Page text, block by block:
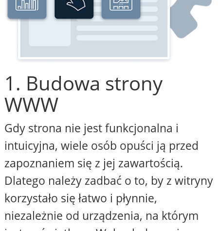
1. Budowa strony
WWW
Gdy strona nie jest funkcjonalna i
intuicyjna, wiele osób opuści ją przed
zapoznaniem się z jej zawartością.
Dlatego należy zadbać o to, by z witryny
korzystało się łatwo i płynnie,
niezależnie od urządzenia, na którym